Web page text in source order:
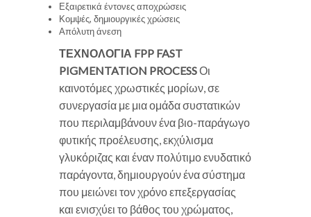
Εξαιρετικά έντονες αποχρώσεις
Κομψές, δημιουργικές χρώσεις
Απόλυτη άνεση
ΤΕΧΝΟΛΟΓΙΑ FPP FAST
PIGMENTATION PROCESSΟι
καινοτόμες χρωστικές μορίων, σε
συνεργασία με μια ομάδα συστατικών
που περιλαμβάνουν ένα βιο-παράγωγο
φυτικής προέλευσης, εκχύλισμα
γλυκόριζας και έναν πολύτιμο ενυδατικό
παράγοντα, δημιουργούν ένα σύστημα
που μειώνει τον χρόνο επεξεργασίας
και ενισχύει το βάθος του χρώματος,